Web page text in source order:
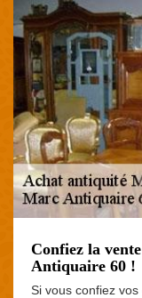
Confiez la
Antiquaire 60 !
Si vous confiez